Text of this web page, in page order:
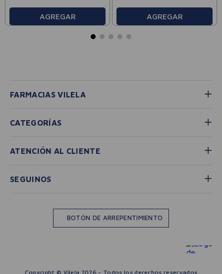
AGREGAR AGREGAR
FARMACIAS VILELA
CATEGORÍAS
ATENCIÓN AL CLIENTE
SEGUINOS
BOTÓN DE ARREPENTIMIENTO
Copyright © Vilela 2026 - Todos los derechos reservados